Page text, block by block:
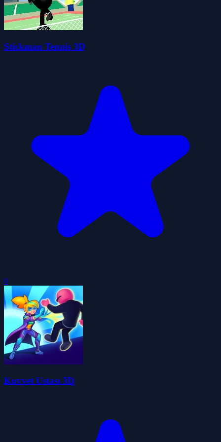
Stickman Tennis 3D
0
Kuvvet Ustası 3D